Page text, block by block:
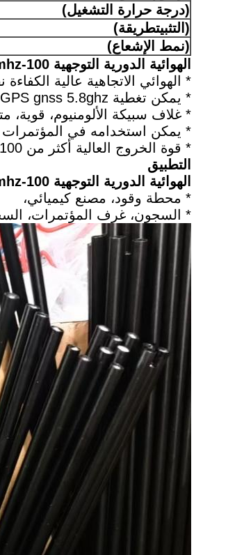
(درجة حرارة التشغيل)
( التثبيتطريقة)
(نمط الإشعاع)
الهوائية الدورية التوجهية 100-1000mhz
* الهوائي الاتجاهية عالية الكفاءة
* يمكن تغطية 2G 3G 4G 5G WIFI GPS VHF GPS gnss 5.8ghz وإشارات أخرى، واختيار وتخصيصها وفقا لاحتياجاتك
* غلاف سبيكة الألومنيوم، قوية،
* يمكن استخدامه في المؤتمرات
* قوة الخروج العالية أكثر من 100 واط
التطبيق
الهوائية الدورية التوجهية 100-1000mhz
* محطة وقود، مصنع كيميائي،
* السجون، غرف المؤتمرات،